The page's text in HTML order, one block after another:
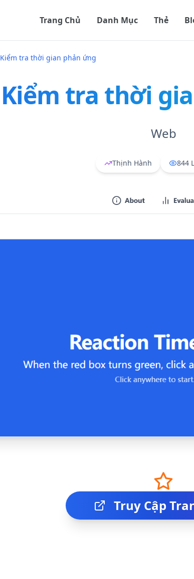
Trang Chủ Danh Mục Thẻ
Kiểm tra thời gian phản ứng
Kiểm tra thời
Web
Thịnh Hành 844
Truy Cập